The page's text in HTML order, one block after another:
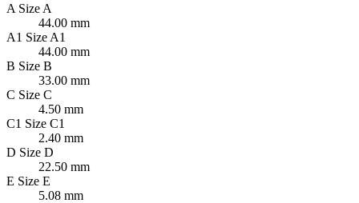
A Size A
44.00 mm
A1 Size A1
44.00 mm
B Size B
33.00 mm
C Size C
4.50 mm
C1 Size C1
2.40 mm
D Size D
22.50 mm
E Size E
5.08 mm